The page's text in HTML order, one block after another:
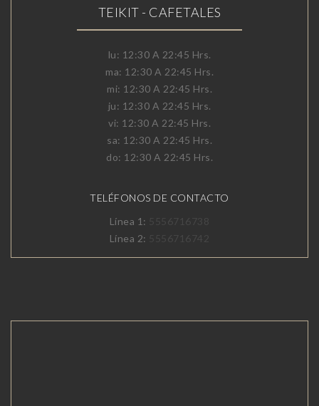
TEIKIT - CAFETALES
lu: 12:30 A 22:45 Hrs.
ma: 12:30 A 22:45 Hrs.
mi: 12:30 A 22:45 Hrs.
ju: 12:30 A 22:45 Hrs.
vi: 12:30 A 22:45 Hrs.
sa: 12:30 A 22:45 Hrs.
do: 12:30 A 22:45 Hrs.
TELÉFONOS DE CONTACTO
Línea 1:
Línea 2: